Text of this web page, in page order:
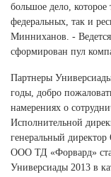
большое дело, которое
федеральных, так и
Минниханов. - Ведется
сформирован пул
Партнеры
годы, добро
намерениях о
Исполнительной
генеральный
ООО ТД «Форвард»
Универсиады 2013 в